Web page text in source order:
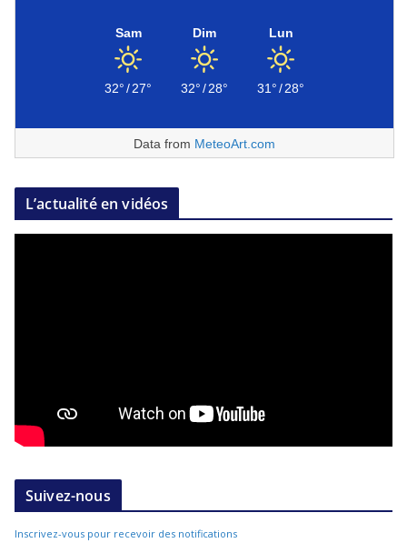
Sam
32°/27°
Dim
32°/28°
Lun
31°/28°
Data from MeteoArt.com
L’actualité en vidéos
Suivez-nous
Inscrivez-vous pour recevoir des notifications